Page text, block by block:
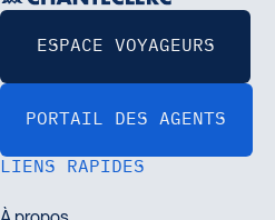
LIENS RAPIDES